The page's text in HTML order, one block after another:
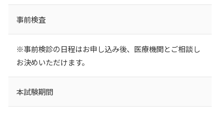
事前検査
※事前検診の日程はお申し込み後、医療機関とご相談し
お決めいただけます。
本試験期間